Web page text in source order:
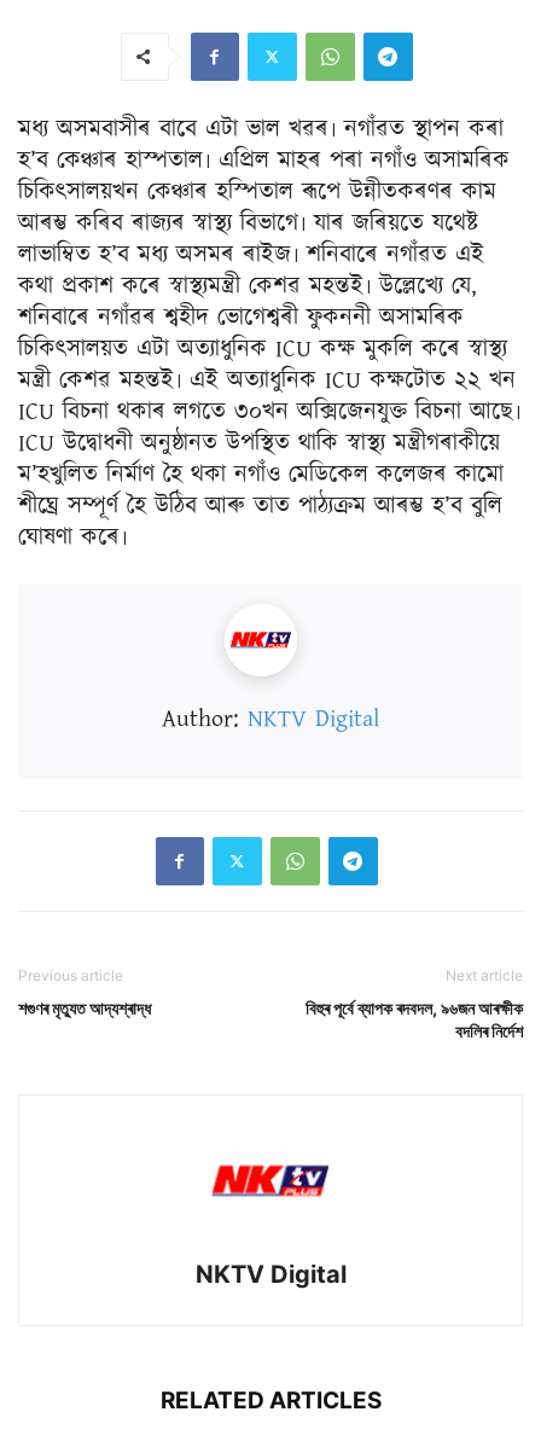
মধ্য অসমবাসীৰ বাবে এটা ভাল খৱৰ৷ নগাঁৱত স্থাপন কৰা
হ’ব কেঞ্চাৰ হাস্পতাল৷ এপ্ৰিল মাহৰ পৰা নগাঁও অসামৰিক
চিকিৎসালয়খন কেঞ্চাৰ হস্পিতাল ৰূপে উন্নীতকৰণৰ কাম
আৰম্ভ কৰিব ৰাজ্যৰ স্বাস্থ্য বিভাগে৷ যাৰ জৰিয়তে যথেষ্ট
লাভাম্বিত হ’ব মধ্য অসমৰ ৰাইজ৷ শনিবাৰে নগাঁৱত এই
কথা প্ৰকাশ কৰে স্বাস্থ্যমন্ত্ৰী কেশৱ মহন্তই৷ উল্লেখ্যে যে,
শনিবাৰে নগাঁৱৰ শ্বহীদ ভোগেশ্বৰী ফুকননী অসামৰিক
চিকিৎসালয়ত এটা অত্যাধুনিক ICU কক্ষ মুকলি কৰে স্বাস্থ্য
মন্ত্ৰী কেশৱ মহন্তই৷ এই অত্যাধুনিক ICU কক্ষটোত ২২ খন
ICU বিচনা থকাৰ লগতে ৩০খন অক্সিজেনযুক্ত বিচনা আছে৷
ICU উদ্বোধনী অনুষ্ঠানত উপস্থিত থাকি স্বাস্থ্য মন্ত্ৰীগৰাকীয়ে
ম’হখুলিত নিৰ্মাণ হৈ থকা নগাঁও মেডিকেল কলেজৰ কামো
শীঘ্ৰে সম্পূৰ্ণ হৈ উঠিব আৰু তাত পাঠ্যক্ৰম আৰম্ভ হ’ব বুলি
ঘোষণা কৰে৷
Author: NKTV Digital
Previous article
শগুণৰ মৃত্যুত আদ্যশ্ৰাদ্ধ
Next article
বিহুৰ পূৰ্বে ব্যাপক ৰদবদল, ৯৬জন আৰক্ষীক
বদলিৰ নিৰ্দেশ
NKTV Digital
RELATED ARTICLES